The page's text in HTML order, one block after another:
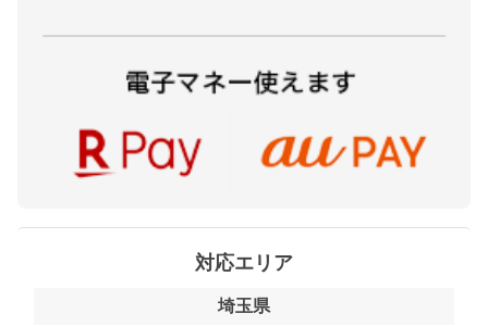
対応エリア
埼玉県